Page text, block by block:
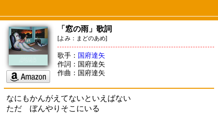
「窓の雨」歌詞
[よみ：まどのあめ]
歌手： 国府達矢
作詞：国府達矢
作曲：国府達矢
なにもかんがえてないといえばない
ただ ぼんやりそこにいる